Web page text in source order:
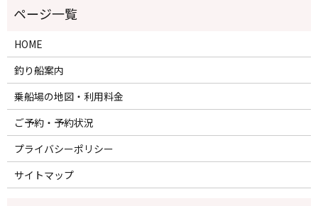
HOME
釣り船案内
乗船場の地図・利用料金
ご予約・予約状況
プライバシーポリシー
サイトマップ